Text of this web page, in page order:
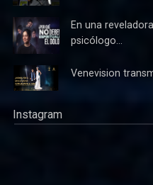
En una
psicólogo...
Venevision
Instagram